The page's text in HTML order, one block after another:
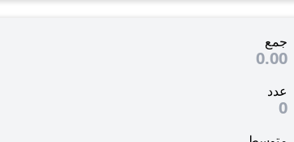
جمع
0.00
عدد
0